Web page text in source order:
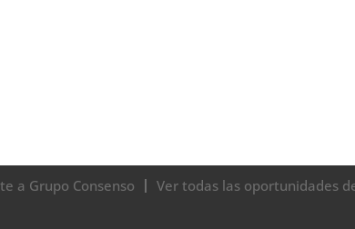
a Grupo Consenso Ver todas las oportunidades